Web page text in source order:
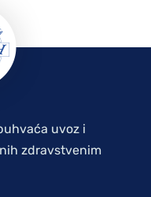
uvoz i
zdravstvenim